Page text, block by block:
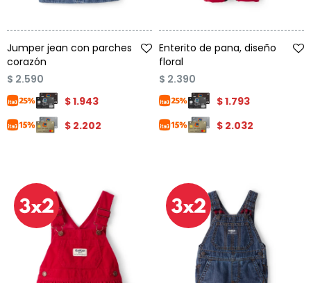
Jumper jean con parches
corazón
$ 2.590
$1.943
$ 2.202
Enterito de pana, diseño
floral
$ 2.390
$1.793
$ 2.032